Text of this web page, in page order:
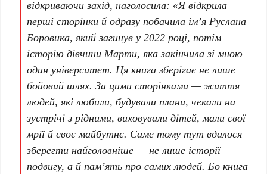
відкриваючи захід, наголосила: «Я відкрила
перші сторінки й одразу побачила ім’яРуслана
Боровика, який загинув у2022 році, потім
історію дівчиниМарти, яка закінчила зі мною
один університет. Ця книга зберігає не лише
бойовий шлях. За цими сторінками — життя
людей, які любили, будували плани, чекали на
зустрічі з рідними, виховували дітей, мали свої
мрії й своє майбутнє. Саме тому тут вдалося
зберегти найголовніше — не лише історії
подвигу, а й пам’ять про самих людей. Бо книга